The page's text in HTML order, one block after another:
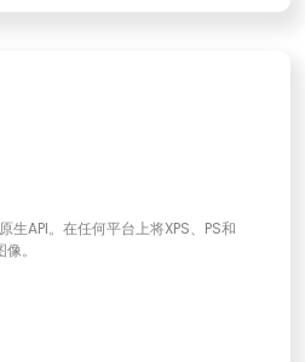
生API。在任何平台上将XPS、PS和
。